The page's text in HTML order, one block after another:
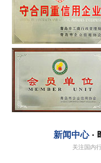
新闻中心·
关注国内